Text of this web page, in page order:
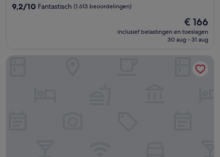
9.2
9,2/10 Fantastisch (1.613 beoordelingen)
De
prijs
is
€ 166
inclusief belastingen en toeslagen
30 aug - 31 aug